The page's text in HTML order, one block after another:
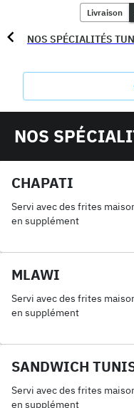
NOS SPÉCIALITÉS
Livraison
NOS
CHAPATI
Servi avec des frites
en supplément
MLAWI
Servi avec des frites
en supplément
SANDWICH
Servi avec des frites
en supplément